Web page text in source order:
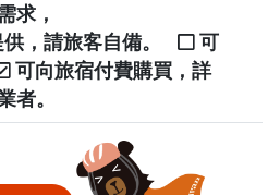
求，
供，請旅客自備。
可
可向旅宿付費購買，詳
者。